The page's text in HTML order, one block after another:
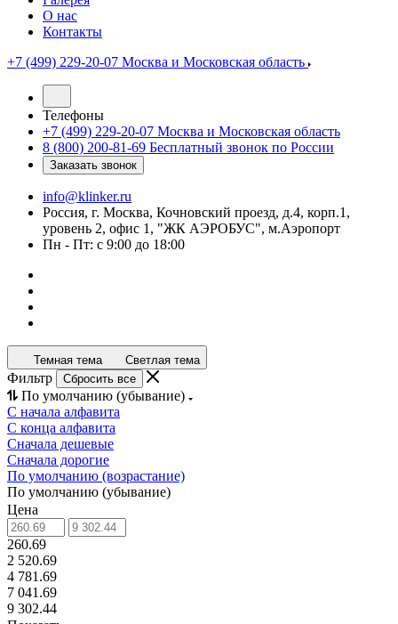
О нас
Контакты
+7 (499) 229-20-07 Москва и Московская область
Телефоны
+7 (499) 229-20-07 Москва и Московская область
8 (800) 200-81-69 Бесплатный звонок по России
Заказать звонок
info@klinker.ru
Россия, г. Москва, Кочновский проезд, д.4, корп.1,
уровень 2, офис 1, "ЖК АЭРОБУС", м.Аэропорт
Пн - Пт: с 9:00 до 18:00
Темная тема Светлая тема
Фильтр Сбросить все
По умолчанию (убывание)
С начала алфавита
С конца алфавита
Сначала дешевые
Сначала дорогие
По умолчанию (возрастание)
По умолчанию (убывание)
Цена
260.69
2 520.69
4 781.69
7 041.69
9 302.44